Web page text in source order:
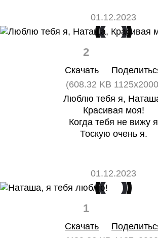
01.12.2023
2
Скачать
(608.32 KB
Люблю тебя я,
Красивая моя!
Когда тебя не вижу я
Тоскую очень я.
01.12.2023
1
Скачать